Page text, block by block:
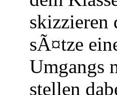
skizzieren
sÃ¤tze
Umgangs
stellen